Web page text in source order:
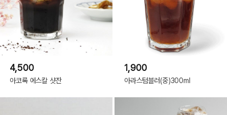
4,500
아코록 에스칼 샷잔
1,900
아라스텀블러(중)300ml